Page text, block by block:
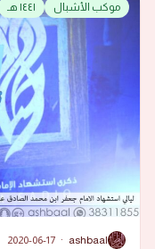
موكب الأشبال ١٤٤١ هـ
A
ashbaal
·
2020-06-17